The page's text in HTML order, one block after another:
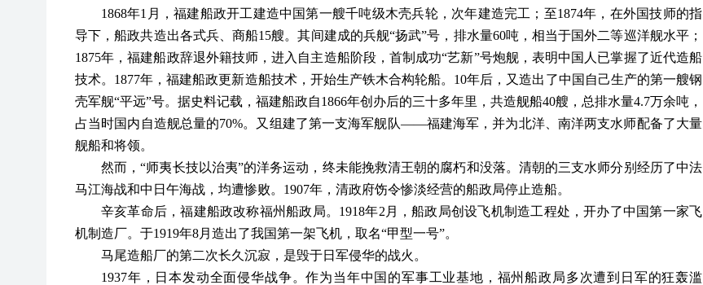
1868年1月，福建船政开工建造中国第一艘千吨级木壳兵轮，次年建造完工；至1874年，在外国技师的指
导下，船政共造出各式兵、商船15艘。其间建成的兵舰“扬武”号，排水量60吨，相当于国外二等巡洋舰水平；
1875年，福建船政辞退外籍技师，进入自主造船阶段，首制成功“艺新”号炮舰，表明中国人已掌握了近代造船
技术。1877年，福建船政更新造船技术，开始生产铁木合构轮船。10年后，又造出了中国自己生产的第一艘钢
壳军舰“平远”号。据史料记载，福建船政自1866年创办后的三十多年里，共造舰船40艘，总排水量4.7万余吨，
占当时国内自造舰总量的70%。又组建了第一支海军舰队——福建海军，并为北洋、南洋两支水师配备了大量
舰船和将领。
然而，“师夷长技以治夷”的洋务运动，终未能挽救清王朝的腐朽和没落。清朝的三支水师分别经历了中法
马江海战和中日午海战，均遭惨败。1907年，清政府饬令惨淡经营的船政局停止造船。
辛亥革命后，福建船政改称福州船政局。 1918年2月，船政局创设飞机制造工程处，开办了中国第一家飞
机制造厂。于1919年8月造出了我国第一架飞机，取名“甲型一号”。
马尾造船厂的第二次长久沉寂，是毁于日军侵华的战火。
1937年，日本发动全面侵华战争。作为当年中国的军事工业基地，福州船政局多次遭到日军的狂轰滥